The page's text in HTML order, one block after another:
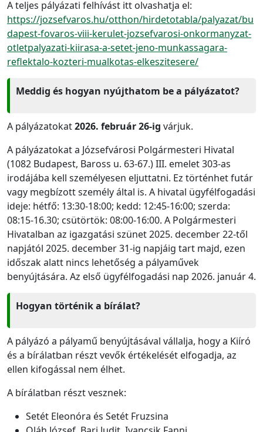
A teljes pályázati felhívást itt olvashatja el:
https://jozsefvaros.hu/otthon/hirdetotabla/palyazat/bu
dapest-fovaros-viii-kerulet-jozsefvarosi-onkormanyzat-
otletpalyazati-kiirasa-a-setet-jeno-munkassagara-
reflektalo-kozteri-mualkotas-elkeszitesere/
Meddig és hogyan nyújthatom be a pályázatot?
A pályázatokat2026. február 26-ig várjuk.
A pályázatokat a Józsefvárosi Polgármesteri Hivatal
(1082 Budapest, Baross u. 63-67.) III. emelet 303-as
irodájába kell személyesen eljuttatni. Ez történhet futár
vagy megbízott személy által is. A hivatal ügyfélfogadási
ideje: hétfő: 13:30-18:00; kedd: 12:45-16:00; szerda:
08:15-16.30; csütörtök: 08:00-16:00. A Polgármesteri
Hivatalban az igazgatási szünet 2025. december 22-től
napjától 2025. december 31-ig napjáig tart majd, ezen
időszak alatt nincs lehetőség a pályaművek
benyújtására. Az első ügyfélfogadási nap 2026. január 4.
Hogyan történik a bírálat?
A pályázó a pályamű benyújtásával vállalja, hogy a Kiíró
és a bírálatban részt vevők értékelését elfogadja, az
ellen kifogással nem élhet.
A bírálatban részt vesznek:
Setét Eleonóra és Setét Fruzsina